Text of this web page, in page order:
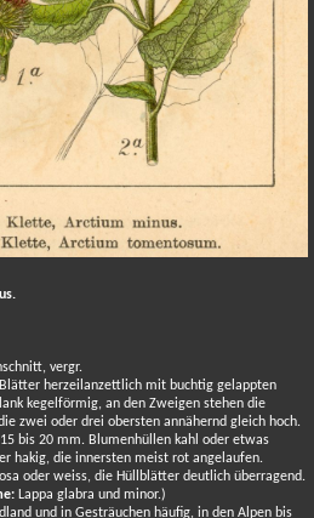
vergr.
herzeilanzettlich mit buchtig gelappten
kegelförmig, an den Zweigen stehen die
zwei oder drei obersten annähernd gleich hoch.
bis 20 mm. Blumenhüllen kahl oder etwas
hakig, die innersten meist rot angelaufen.
oder weiss, die Hüllblätter deutlich überragend.
Lappa glabra und minor.)
und in Gesträuchen häufig, in den Alpen bis